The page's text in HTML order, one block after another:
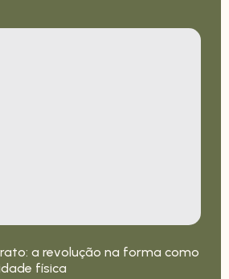
a revolução na forma como
física